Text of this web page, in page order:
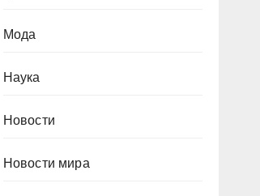
Мода
Наука
Новости
Новости мира